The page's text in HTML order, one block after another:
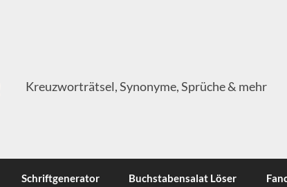
Kreuzworträtsel, Synonyme, Sprüche & mehr
Schriftgenerator Buchstabensalat Löser